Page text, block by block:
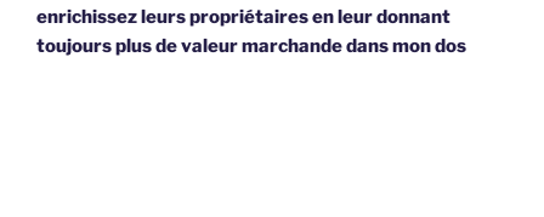
enrichissez leurs propriétaires en leur donnant
toujours plus de valeur marchande dans mon dos